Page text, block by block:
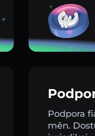
Podpora
měn.